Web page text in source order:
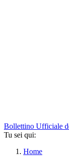
Bollettino Ufficiale
Tu sei qui:
Home